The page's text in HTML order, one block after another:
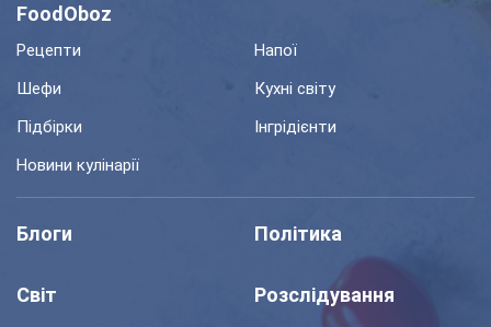
FoodOboz
Рецепти
Напої
Шефи
Кухні світу
Підбірки
Інгрідієнти
Новини кулінарії
Блоги Політика
Світ Розслідування